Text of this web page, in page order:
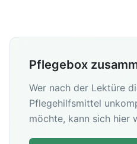
Pflegebox
Wer nach der Lektüre
Pflegehilfsmittel
möchte, kann sich hier